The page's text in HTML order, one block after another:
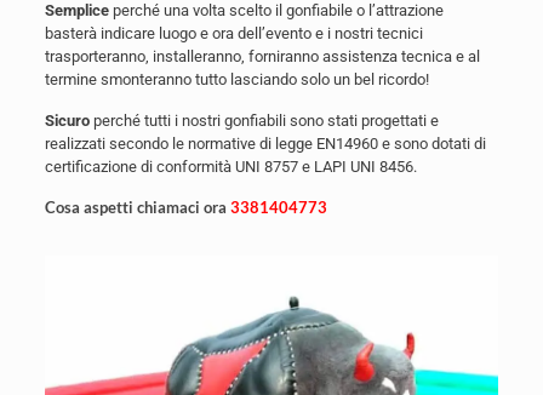
Sempliceperché una volta scelto il gonfiabile o l’attrazione
basterà indicare luogo e ora dell’evento e i nostri tecnici
trasporteranno, installeranno, forniranno assistenza tecnica e al
termine smonteranno tutto lasciando solo un bel ricordo!
Sicuroperché tutti i nostri gonfiabili sono stati progettati e
realizzati secondo le normative di legge EN14960 e sono dotati di
certificazione di conformità UNI 8757 e LAPI UNI 8456.
Cosa aspetti chiamaci ora 3381404773